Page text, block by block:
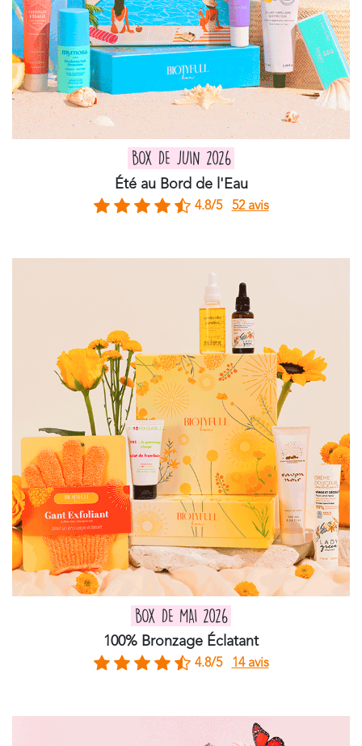
BOX DE JUIN 2026
Été au Bord de l'Eau
4.8/5 52 avis
BOX DE MAI 2026
100% Bronzage Éclatant
4.8/5 14 avis